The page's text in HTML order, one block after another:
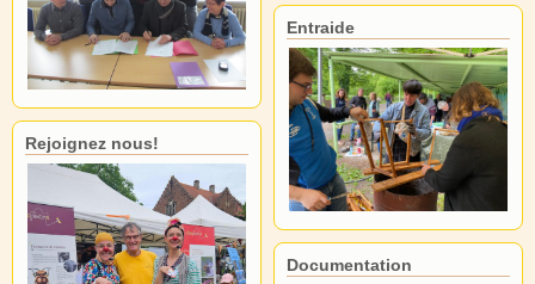
Rejoignez nous!
Entraide
Documentation